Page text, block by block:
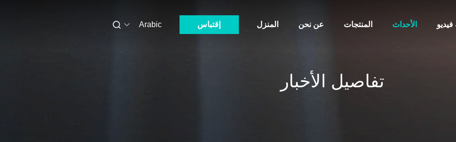
المنزل عن نحن المنتجات الأحداث إقتباس Arabic
تفاصيل الأخبار